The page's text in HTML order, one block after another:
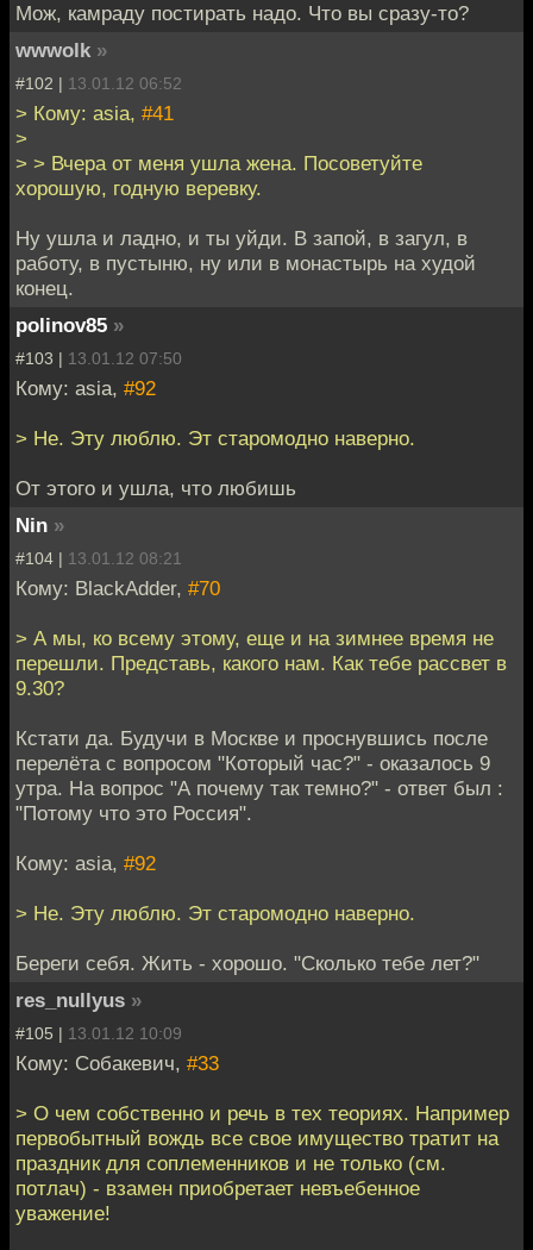
Мож, камраду постирать надо. Что вы сразу-то?
wwwolk »
#102 | 13.01.12 06:52
> Кому: asia, #41
>
> > Вчера от меня ушла жена. Посоветуйте
хорошую, годную веревку.
Ну ушла и ладно, и ты уйди. В запой, в загул, в
работу, в пустыню, ну или в монастырь на худой
конец.
polinov85 »
#103 | 13.01.12 07:50
Кому: asia, #92
> Не. Эту люблю. Эт старомодно наверно.
От этого и ушла, что любишь
Nin »
#104 | 13.01.12 08:21
Кому: BlackAdder, #70
> А мы, ко всему этому, еще и на зимнее время не
перешли. Представь, какого нам. Как тебе рассвет в
9.30?
Кстати да. Будучи в Москве и проснувшись после
перелёта с вопросом "Который час?" - оказалось 9
утра. На вопpос "А почему так темно?" - ответ был :
"Потому что это Россия".
Кому: asia, #92
> Не. Эту люблю. Эт старомодно наверно.
Береги себя. Жить - хорошо. "Сколько тебе лет?"
res_nullyus »
#105 | 13.01.12 10:09
Кому: Собакевич, #33
> О чем собственно и речь в тех теориях. Например
первобытный вождь все свое имущество тратит на
праздник для соплеменников и не только (см.
потлач) - взамен приобретает невъебенное
уважение!